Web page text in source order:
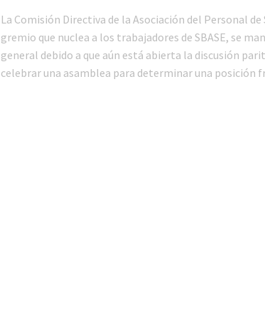
La Comisión Directiva de la Asociación del Personal
gremio que nuclea a los trabajadores de SBASE, se
general debido a que aún está abierta la discusión
celebrar una asamblea para determinar una posición